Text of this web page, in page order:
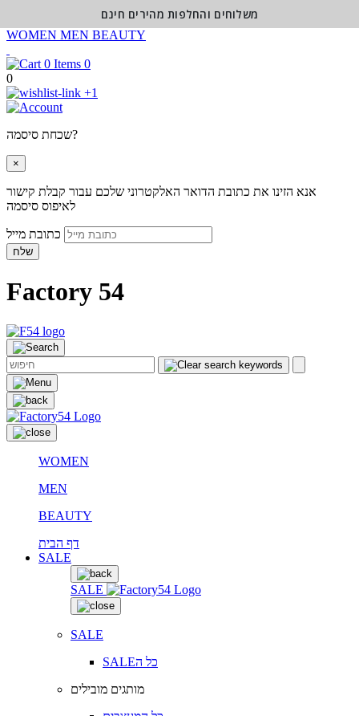
WOMEN MEN BEAUTY
0
0
+1
שכחת סיסמה?
×
אנא הזינו את כתובת הדואר האלקטרוני שלכם עבור קבלת קישור
לאיפוס סיסמה
שלח
Factory 54
WOMEN
MEN
BEAUTY
דף הבית
SALE
SALE
SALE
SALEכל ה
מותגים מובילים
משלוחים והחלפות מהירים חינם